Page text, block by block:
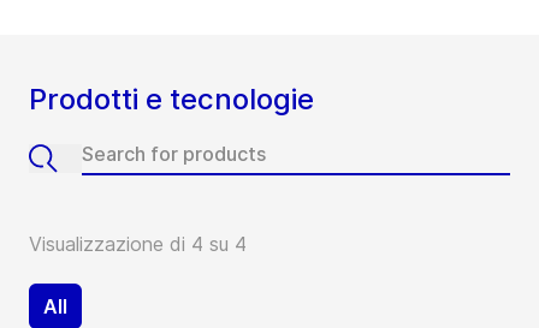
Prodotti e tecnologie
Visualizzazione di 4 su 4
All